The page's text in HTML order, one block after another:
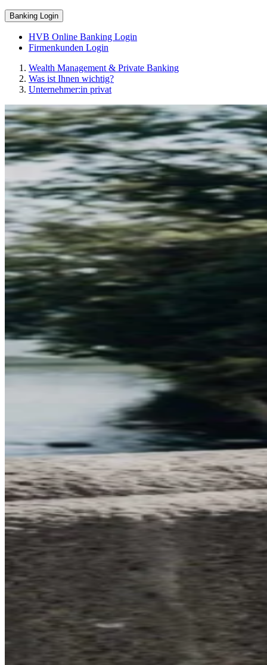
Banking Login
HVB Online Banking Login
Firmenkunden Login
Wealth Management & Private Banking
Was ist Ihnen wichtig?
Unternehmer:in privat